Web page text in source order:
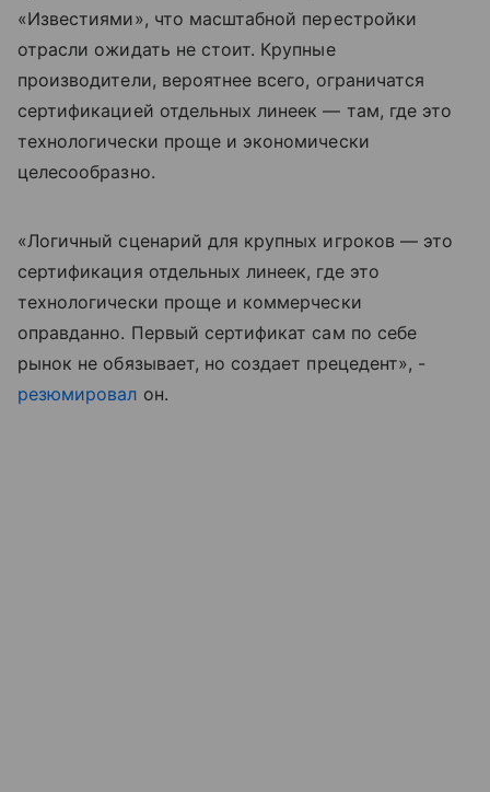
«Известиями», что масштабной перестройки
отрасли ожидать не стоит. Крупные
производители, вероятнее всего, ограничатся
сертификацией отдельных линеек — там, где это
технологически проще и экономически
целесообразно.
«Логичный сценарий для крупных игроков — это
сертификация отдельных линеек, где это
технологически проще и коммерчески
оправданно. Первый сертификат сам по себе
рынок не обязывает, но создает прецедент», -
резюмировал он.